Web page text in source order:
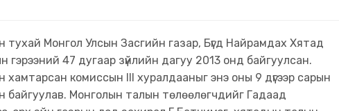
Монгол Улсын Засгийн газар, Бүгд Найрамдах Хятад
47 дугаар зүйлийн дагуу 2013 онд байгуулсан.
комиссын III хуралдааныг энэ оны 9 дүгээр сарын
байгуулав. Монголын талын төлөөлөгчдийг Гадаад